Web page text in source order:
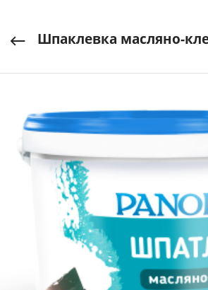
Шпаклевка масляно-клеевая